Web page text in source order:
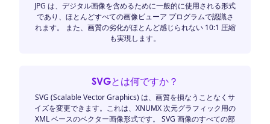
JPG は、デジタル画像を含めるために一般的に使用される形式
であり、ほとんどすべての画像ビューア プログラムで認識さ
れます。 また、画質の劣化がほとんど感じられない 10:1 圧縮
も実現します。
SVGとは何ですか？
SVG (Scalable Vector Graphics) は、画質を損なうことなくサ
イズを変更できます。これは、XNUMX 次元グラフィック用の
XML ベースのベクター画像形式です。 SVG 画像のすべての部